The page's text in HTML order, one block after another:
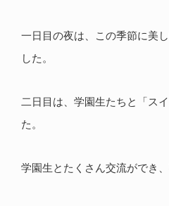
一日目の夜は、この季節に美
した。
二日目は、学園生たちと「ス
た。
学園生とたくさん交流ができ